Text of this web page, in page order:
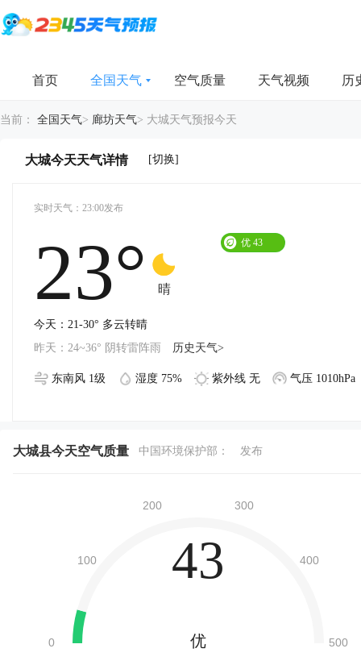
首页 全国天气 空气质量 天气视频 历
当前： 全国天气> 廊坊天气> 大城天气预报今天
大城今天天气详情 [切换]
实时天气：23:00发布
23° 晴
优 43
今天：21-30° 多云转晴
昨天：24~36° 阴转雷阵雨
历史天气>
东南风 1级 湿度 75% 紫外线 无 气压 1010hPa
大城县今天空气质量 中国环境保护部： 发布
43
优